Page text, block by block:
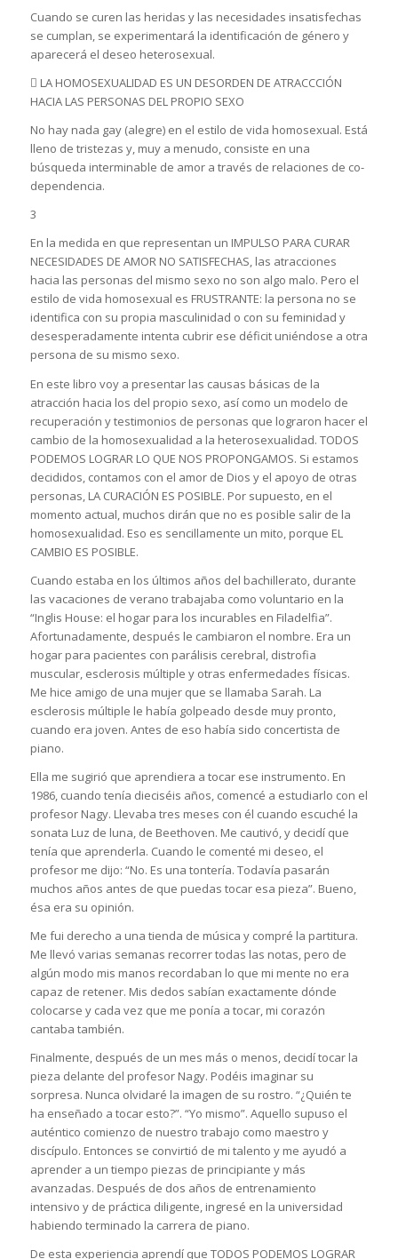
Cuando se curen las heridas y las necesidades insatisfechas
se cumplan, se experimentará la identificación de género y
aparecerá el deseo heterosexual.
 LA HOMOSEXUALIDAD ES UN DESORDEN DE ATRACCCIÓN
HACIA LAS PERSONAS DEL PROPIO SEXO
No hay nada gay (alegre) en el estilo de vida homosexual. Está
lleno de tristezas y, muy a menudo, consiste en una
búsqueda interminable de amor a través de relaciones de co-
dependencia.
3
En la medida en que representan un IMPULSO PARA CURAR
NECESIDADES DE AMOR NO SATISFECHAS, las atracciones
hacia las personas del mismo sexo no son algo malo. Pero el
estilo de vida homosexual es FRUSTRANTE: la persona no se
identifica con su propia masculinidad o con su feminidad y
desesperadamente intenta cubrir ese déficit uniéndose a otra
persona de su mismo sexo.
En este libro voy a presentar las causas básicas de la
atracción hacia los del propio sexo, así como un modelo de
recuperación y testimonios de personas que lograron hacer el
cambio de la homosexualidad a la heterosexualidad. TODOS
PODEMOS LOGRAR LO QUE NOS PROPONGAMOS. Si estamos
decididos, contamos con el amor de Dios y el apoyo de otras
personas, LA CURACIÓN ES POSIBLE. Por supuesto, en el
momento actual, muchos dirán que no es posible salir de la
homosexualidad. Eso es sencillamente un mito, porque EL
CAMBIO ES POSIBLE.
Cuando estaba en los últimos años del bachillerato, durante
las vacaciones de verano trabajaba como voluntario en la
“Inglis House: el hogar para los incurables en Filadelfia”.
Afortunadamente, después le cambiaron el nombre. Era un
hogar para pacientes con parálisis cerebral, distrofia
muscular, esclerosis múltiple y otras enfermedades físicas.
Me hice amigo de una mujer que se llamaba Sarah. La
esclerosis múltiple le había golpeado desde muy pronto,
cuando era joven. Antes de eso había sido concertista de
piano.
Ella me sugirió que aprendiera a tocar ese instrumento. En
1986, cuando tenía dieciséis años, comencé a estudiarlo con el
profesor Nagy. Llevaba tres meses con él cuando escuché la
sonata Luz de luna, de Beethoven. Me cautivó, y decidí que
tenía que aprenderla. Cuando le comenté mi deseo, el
profesor me dijo: “No. Es una tontería. Todavía pasarán
muchos años antes de que puedas tocar esa pieza”. Bueno,
ésa era su opinión.
Me fui derecho a una tienda de música y compré la partitura.
Me llevó varias semanas recorrer todas las notas, pero de
algún modo mis manos recordaban lo que mi mente no era
capaz de retener. Mis dedos sabían exactamente dónde
colocarse y cada vez que me ponía a tocar, mi corazón
cantaba también.
Finalmente, después de un mes más o menos, decidí tocar la
pieza delante del profesor Nagy. Podéis imaginar su
sorpresa. Nunca olvidaré la imagen de su rostro. “¿Quién te
ha enseñado a tocar esto?”. “Yo mismo”. Aquello supuso el
auténtico comienzo de nuestro trabajo como maestro y
discípulo. Entonces se convirtió de mi talento y me ayudó a
aprender a un tiempo piezas de principiante y más
avanzadas. Después de dos años de entrenamiento
intensivo y de práctica diligente, ingresé en la universidad
habiendo terminado la carrera de piano.
De esta experiencia aprendí que TODOS PODEMOS LOGRAR